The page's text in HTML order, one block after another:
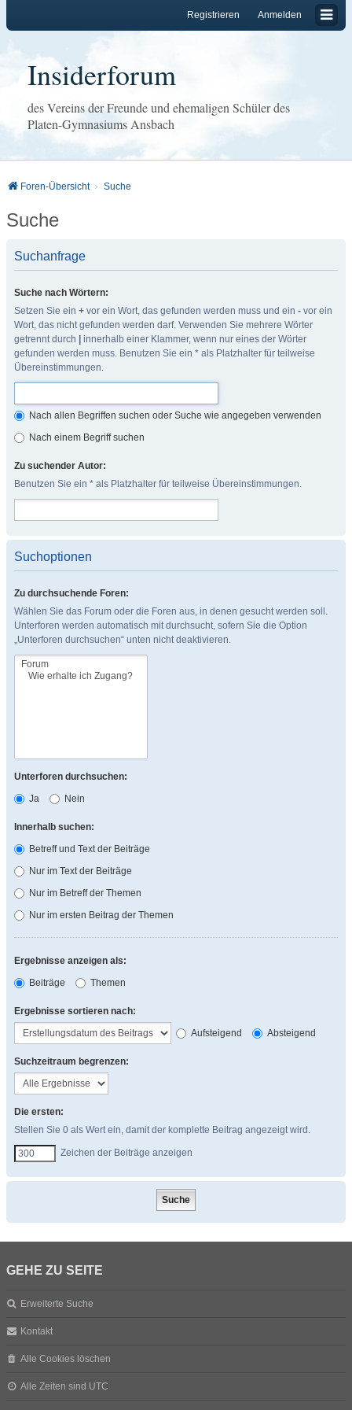
Anmelden
Registrieren
Insiderforum
des Vereins der Freunde und ehemaligen Schüler des
Platen-Gymnasiums Ansbach
Foren-Übersicht Suche
Suche
Suchanfrage
Suche nach Wörtern:
Setzen Sie ein + vor ein Wort, das gefunden werden muss und ein - vor ein
Wort, das nicht gefunden werden darf. Verwenden Sie mehrere Wörter
getrennt durch
innerhalb einer Klammer, wenn nur eines der Wörter
gefunden werden muss. Benutzen Sie ein * als Platzhalter für teilweise
Übereinstimmungen.
Nach allen Begriffen suchen oder Suche wie angegeben verwenden
Nach einem Begriff suchen
Zu suchender Autor:
Benutzen Sie ein * als Platzhalter für teilweise Übereinstimmungen.
Suchoptionen
Zu durchsuchende Foren:
Wählen Sie das Forum oder die Foren aus, in denen gesucht werden soll.
Unterforen werden automatisch mit durchsucht, sofern Sie die Option
„Unterforen durchsuchen“ unten nicht deaktivieren.
Unterforen durchsuchen:
Ja
Nein
Innerhalb suchen:
Betreff und Text der Beiträge
Nur im Text der Beiträge
Nur im Betreff der Themen
Nur im ersten Beitrag der Themen
Ergebnisse anzeigen als:
Beiträge
Themen
Ergebnisse sortieren nach:
Aufsteigend
Absteigend
Suchzeitraum begrenzen:
Die ersten:
Stellen Sie 0 als Wert ein, damit der komplette Beitrag angezeigt wird.
Zeichen der Beiträge anzeigen
GEHE ZU SEITE
Erweiterte Suche
Kontakt
Alle Cookies löschen
Alle Zeiten sind UTC